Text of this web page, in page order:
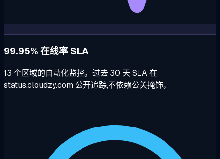
99.95% 在线率 SLA
13 个区域的自动化监控。过去 30 天 SLA 在
status.cloudzy.com 公开追踪,不依赖公关掩饰。